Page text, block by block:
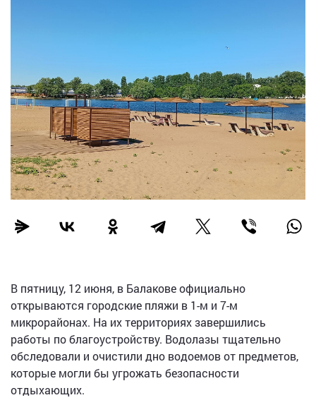
В пятницу, 12 июня, в Балакове официально
открываются городские пляжи в 1-м и 7-м
микрорайонах. На их территориях завершились
работы по благоустройству. Водолазы тщательно
обследовали и очистили дно водоемов от предметов,
которые могли бы угрожать безопасности
отдыхающих.